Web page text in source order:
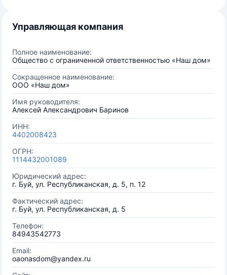
Управляющая компания
Полное наименование:
Общество с ограниченной ответственностью «Наш дом»
Сокращенное наименование:
ООО «Наш дом»
Имя руководителя:
Алексей Александрович Баринов
ИНН:
4402008423
ОГРН:
1114432001089
Юридический адрес:
г. Буй, ул. Республиканская, д. 5, п. 12
Фактический адрес:
г. Буй, ул. Республиканская, д. 5
Телефон:
84943542773
Email:
oaonasdom@yandex.ru